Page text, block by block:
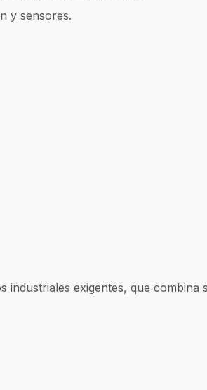
y sensores.
exigentes, que